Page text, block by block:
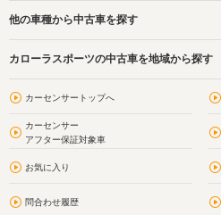
他の車種から中古車を探す
カローラスポーツの中古車を地域から探す
カーセンサートップへ
カーセンサー
アフター保証対象車
お気に入り
問合わせ履歴